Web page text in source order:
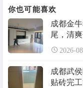
你也可能喜欢
成都金
尾，清
2026-
成都武
贴砖完